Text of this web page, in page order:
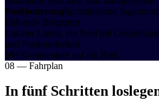
PositionierungSpezialisierter
Eldorado Bergsport
Lokaler Laden, ein Reel mit
und Neukundschaft.
50+Kommentare auf ein Reel
08 — Fahrplan
In fünf Schritten